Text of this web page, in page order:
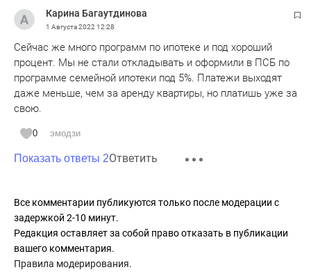
Карина Багаутдинова
1 Августа 202212:28
Сейчас же много программ по ипотеке и под хороший
процент. Мы не стали откладывать и оформили в ПСБ по
программе семейной ипотеки под 5%. Платежи выходят
даже меньше, чем за аренду квартиры, но платишь уже за
свою.
0 эмодзи
Показать ответы 2Ответить
Все комментарии публикуются только после модерации с
задержкой 2-10 минут.
Редакция оставляет за собой право отказать в публикации
вашего комментария.
Правила модерирования.